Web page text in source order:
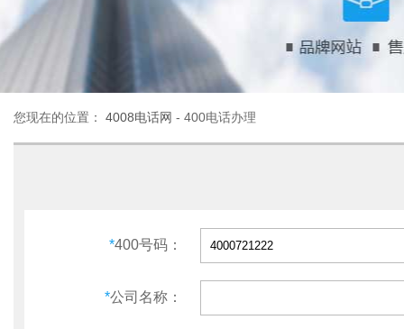
您现在的位置： 4008电话网 - 400电话办理
*400号码：
*公司名称：